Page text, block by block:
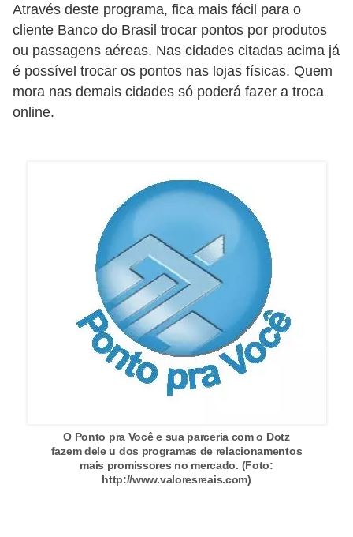
Através deste programa, fica mais fácil para o
cliente Banco do Brasil trocar pontos por produtos
ou passagens aéreas. Nas cidades citadas acima já
é possível trocar os pontos nas lojas físicas. Quem
mora nas demais cidades só poderá fazer a troca
online.
O Ponto pra Você e sua parceria com o Dotz
fazem dele u dos programas de relacionamentos
mais promissores no mercado. (Foto:
http://www.valoresreais.com)
a
r
t
ã
o